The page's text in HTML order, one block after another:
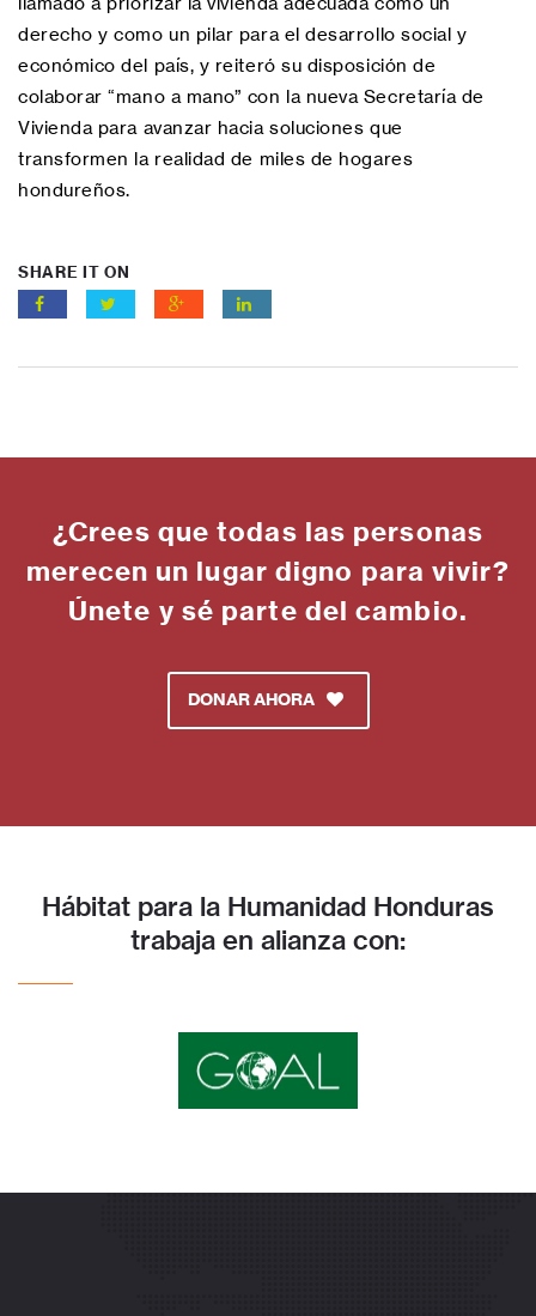
derecho y como un pilar para el desarrollo social y
económico del país, y reiteró su disposición de
colaborar “mano a mano” con la nueva Secretaría de
Vivienda para avanzar hacia soluciones que
transformen la realidad de miles de hogares
hondureños.
SHARE IT ON
¿Crees que todas las personas
merecen un lugar digno para vivir?
Únete y sé parte del cambio.
DONAR AHORA
Hábitat para la Humanidad Honduras
trabaja en alianza con: